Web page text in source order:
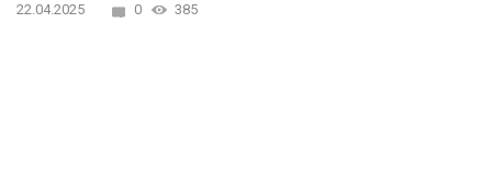
22.04.2025 0 385